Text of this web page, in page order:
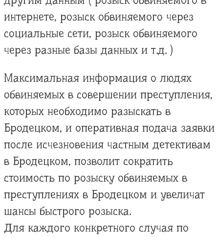
интернете, розыск обвиняемого через
социальные сети, розыск обвиняемого
через разные базы данных и т.д. )
Максимальная информация о людях
обвиняемых в совершении преступления,
которых необходимо разыскать в
Бродецком, и оперативная подача заявки
после исчезновения частным детективам
в Бродецком, позволит сократить
стоимость по розыску обвиняемых в
преступлениях в Бродецком и увеличат
шансы быстрого розыска.
Для каждого конкретного случая по